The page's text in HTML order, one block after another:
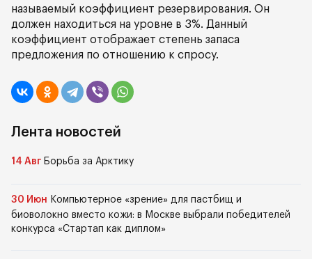
называемый коэффициент резервирования. Он
должен находиться на уровне в 3%. Данный
коэффициент отображает степень запаса
предложения по отношению к спросу.
Лента новостей
14 Авг Борьба за Арктику
30 Июн Компьютерное «зрение» для пастбищ и
биоволокно вместо кожи: в Москве выбрали победителей
конкурса «Стартап как диплом»